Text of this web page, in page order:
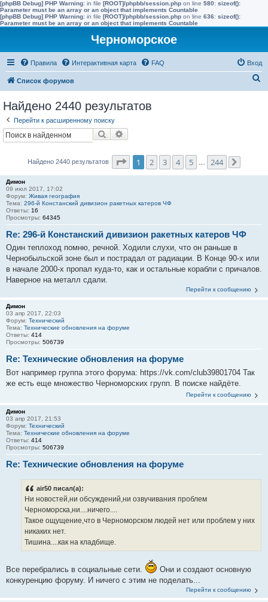
[phpBB Debug] PHP Warning: in file [ROOT]/phpbb/session.php on line 580: sizeof():
Parameter must be an array or an object that implements Countable
[phpBB Debug] PHP Warning: in file [ROOT]/phpbb/session.php on line 636: sizeof():
Parameter must be an array or an object that implements Countable
Черноморское
Правила Интерактивная карта FAQ Вход
Список форумов
Найдено 2440 результатов
Перейти к расширенному поиску
Поиск
Найдено 2440 результатов Страница1 из 244
1 2 3 4 5 244
Димон
09 июл 2017, 17:02
Форум: Живая география
Тема: 296-й Констанский дивизион ракетных катеров ЧФ
Ответы: 16
Просмотры: 64345
Re: 296-й Констанский дивизион ракетных катеров ЧФ
Один теплоход помню, речной. Ходили слухи, что он раньше в
Чернобыльской зоне был и пострадал от радиации. В Конце 90-х или
в начале 2000-х пропал куда-то, как и остальные корабли с причалов.
Наверное на металл сдали.
Перейти к сообщению
Димон
03 апр 2017, 22:03
Форум: Технический
Тема: Технические обновления на форуме
Ответы: 414
Просмотры: 506739
Re: Технические обновления на форуме
Вот например группа этого форума: https://vk.com/club39801704 Так
же есть еще множество Черноморских групп. В поиске найдёте.
Перейти к сообщению
Димон
03 апр 2017, 21:53
Форум: Технический
Тема: Технические обновления на форуме
Ответы: 414
Просмотры: 506739
Re: Технические обновления на форуме
air50 писал(а):
Ни новостей,ни обсуждений,ни озвучивания проблем
Черноморска,ни....ничего....
Такое ощущение,что в Черноморском людей нет или проблем у них
никаких нет.
Тишина....как на кладбище.
Все перебрались в социальные сети.
Они и создают основную
конкуренцию форуму. И ничего с этим не поделать...
Перейти к сообщению